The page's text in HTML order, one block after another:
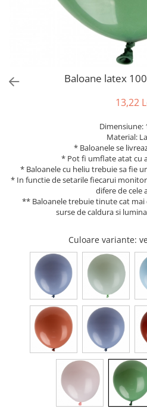
Scaune
Bujor
Ranunculus
Mix de flori
Bumbac
Iasomie
Margarete
Narcise
Wisteria
Capete flori
Cap minirosa
Cap orhidee phalaenopsis
Crengi decorative
Kit-uri Baloane
Rafii, clipsuri,pompe
Ochelari party
Lumanari si accesorii tort
Panou decorativ
Pompoane
Paturica Decor
Petrecere Tematica
Petrecere fetite
Petrecere Baieti
Petrecere Adulti
Baloane latex
13,22
Dimensiune:
Material:
* Baloanele se
* Pot fi umflate atat cu
* Baloanele cu heliu trebuie sa fie
* In functie de setarile fiecarui
difere de cele
** Baloanele trebuie tinute cat
surse de caldura si
Culoare variante: